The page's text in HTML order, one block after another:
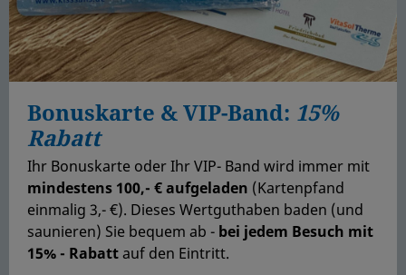
Bonuskarte & VIP-Band: 15%
Rabatt
Ihr Bonuskarte oder Ihr VIP- Band wird immer mit
mindestens 100,- € aufgeladen (Kartenpfand
einmalig 3,- €). Dieses Wertguthaben baden (und
saunieren) Sie bequem ab - bei jedem Besuch mit
15% - Rabattauf den Eintritt.